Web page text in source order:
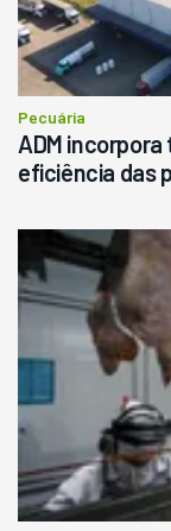
Pecuária
ADM
eficiência das